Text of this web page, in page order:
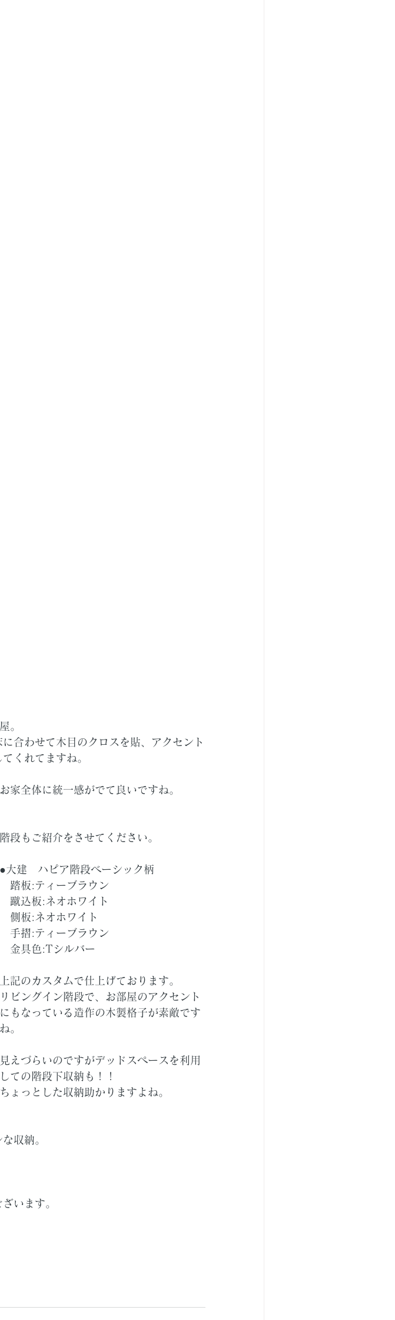
。
合わせて木目のクロスを貼、アクセント
くれてますね。
家全体に統一感がでて良いですね。
階段もご紹介をさせてください。
●大建　ハピア階段ベーシック柄
踏板:ティーブラウン
蹴込板:ネオホワイト
側板:ネオホワイト
手摺:ティーブラウン
金具色:Tシルバー
上記のカスタムで仕上げております。
リビングイン階段で、お部屋のアクセント
にもなっている造作の木製格子が素敵です
ね。
見えづらいのですがデッドスペースを利用
しての階段下収納も！！
ちょっとした収納助かりますよね。
収納。
います。